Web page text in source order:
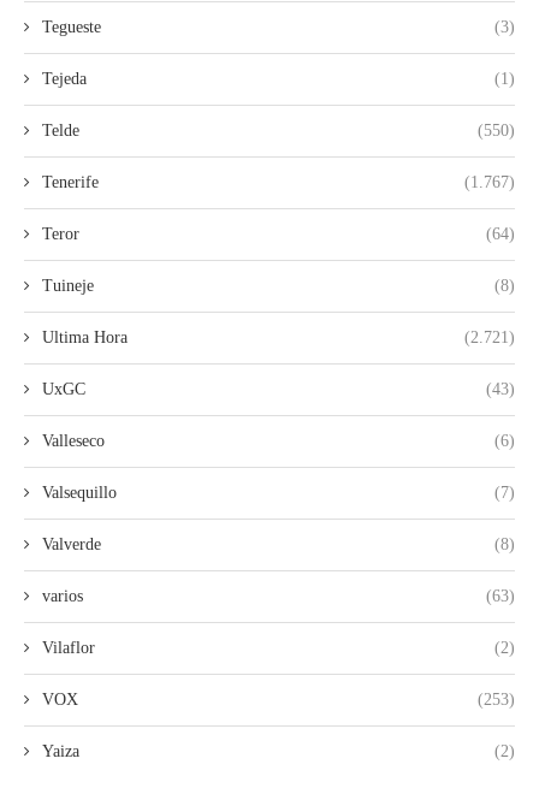
Tegueste (3)
Tejeda (1)
Telde (550)
Tenerife (1.767)
Teror (64)
Tuineje (8)
Ultima Hora (2.721)
UxGC (43)
Valleseco (6)
Valsequillo (7)
Valverde (8)
varios (63)
Vilaflor (2)
VOX (253)
Yaiza (2)